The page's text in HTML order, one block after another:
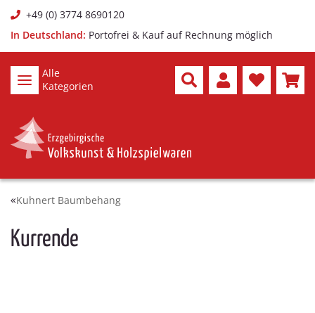
+49 (0) 3774 8690120
In Deutschland: Portofrei & Kauf auf Rechnung möglich
Alle
Kategorien
Kuhnert Baumbehang
Kurrende